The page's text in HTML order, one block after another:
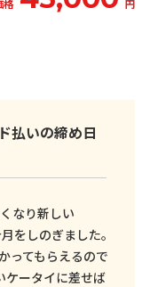
格 円
払いの締め日
なり新しい
をしのぎました。
ってもらえるので
ケータイに差せば